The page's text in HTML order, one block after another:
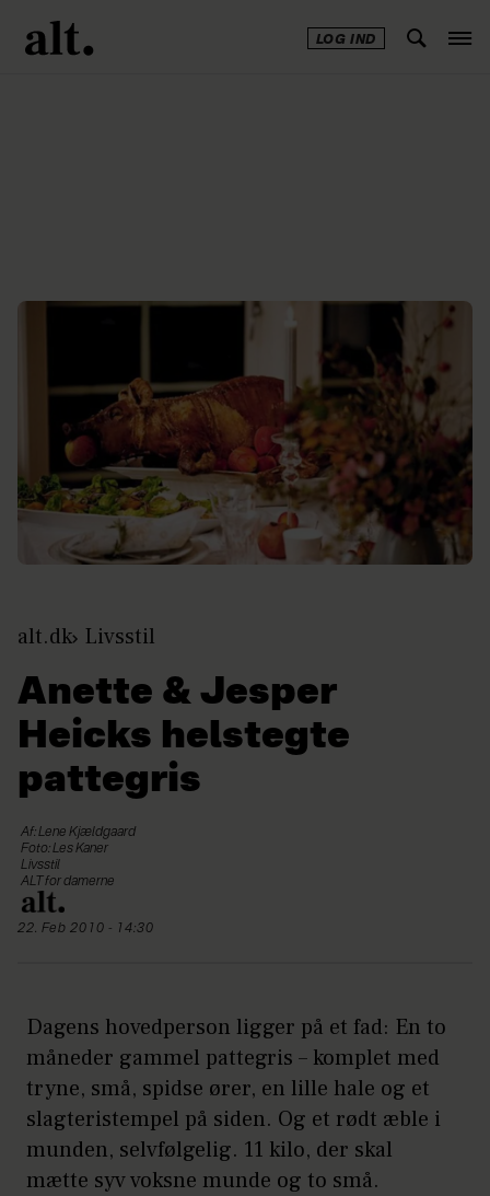
LOG IND
alt.dk Livsstil
Anette & Jesper
Heicks helstegte
pattegris
Af: Lene Kjældgaard
Foto: Les Kaner
Livsstil
ALT for damerne
22. Feb 2010 - 14:30
Dagens hovedperson ligger på et fad: En to
måneder gammel pattegris – komplet med
tryne, små, spidse ører, en lille hale og et
slagteristempel på siden. Og et rødt æble i
munden, selvfølgelig. 11 kilo, der skal
mætte syv voksne munde og to små.